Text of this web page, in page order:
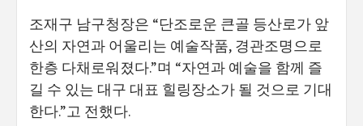
조재구 남구청장은 “단조로운 큰골 등산로가 앞
산의 자연과 어울리는 예술작품, 경관조명으로
한층 다채로워졌다.”며 “자연과 예술을 함께 즐
길 수 있는 대구 대표 힐링장소가 될 것으로 기대
한다.”고 전했다.